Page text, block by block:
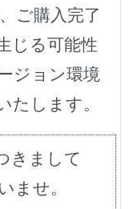
ご購入完了
じる可能性
ジョン環境
たします。
きまして
ませ。